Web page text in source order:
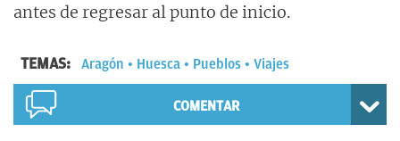
antes de regresar al punto de inicio.
TEMAS: Aragón Huesca Pueblos Viajes
COMENTAR